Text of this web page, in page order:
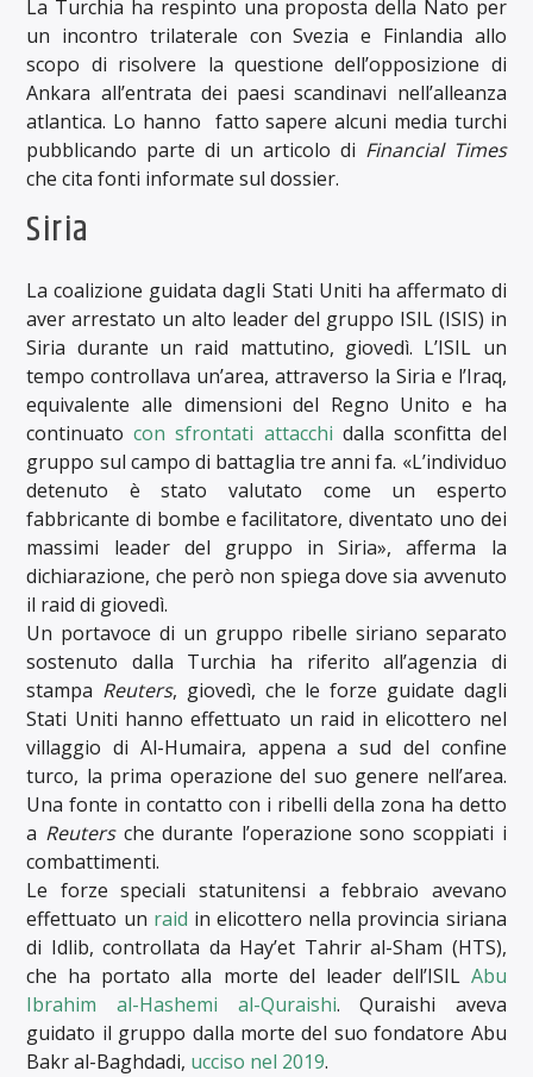
La Turchia ha respinto una proposta della Nato per
un incontro trilaterale con Svezia e Finlandia allo
scopo di risolvere la questione dell’opposizione di
Ankara all’entrata dei paesi scandinavi nell’alleanza
atlantica. Lo hanno fatto sapere alcuni media turchi
pubblicando parte di un articolo di Financial Times
che cita fonti informate sul dossier.
Siria
La coalizione guidata dagli Stati Uniti ha affermato di
aver arrestato un alto leader del gruppo ISIL (ISIS) in
Siria durante un raid mattutino, giovedì. L’ISIL un
tempo controllava un’area, attraverso la Siria e l’Iraq,
equivalente alle dimensioni del Regno Unito e ha
continuatocon sfrontati attacchi dalla sconfitta del
gruppo sul campo di battaglia tre anni fa. «L’individuo
detenuto è stato valutato come un esperto
fabbricante di bombe e facilitatore, diventato uno dei
massimi leader del gruppo in Siria», afferma la
dichiarazione, che però non spiega dove sia avvenuto
il raid di giovedì.
Un portavoce di un gruppo ribelle siriano separato
sostenuto dalla Turchia ha riferito all’agenzia di
stampa Reuters, giovedì, che le forze guidate dagli
Stati Uniti hanno effettuato un raid in elicottero nel
villaggio di Al-Humaira, appena a sud del confine
turco, la prima operazione del suo genere nell’area.
Una fonte in contatto con i ribelli della zona ha detto
a Reutersche durante l’operazione sono scoppiati i
combattimenti.
Le forze speciali statunitensi a febbraio avevano
effettuato un raid in elicottero nella provincia siriana
di Idlib, controllata da Hay’et Tahrir al-Sham (HTS),
che ha portato alla morte del leader dell’ISIL Abu
Ibrahim al-Hashemi al-Quraishi. Quraishi aveva
guidato il gruppo dalla morte del suo fondatore Abu
Bakr al-Baghdadi, ucciso nel 2019.